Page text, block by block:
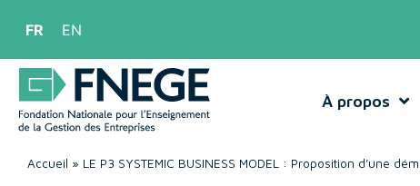
FR EN
À propos
Accueil » LE P3 SYSTEMIC BUSINESS MODEL : Proposition d’une